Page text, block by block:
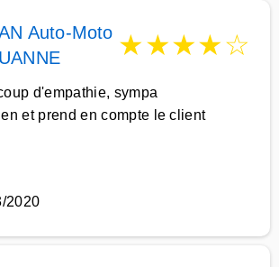
Auto-Moto ★★★★☆
d'empathie, sympa
et prend en compte le client
2020